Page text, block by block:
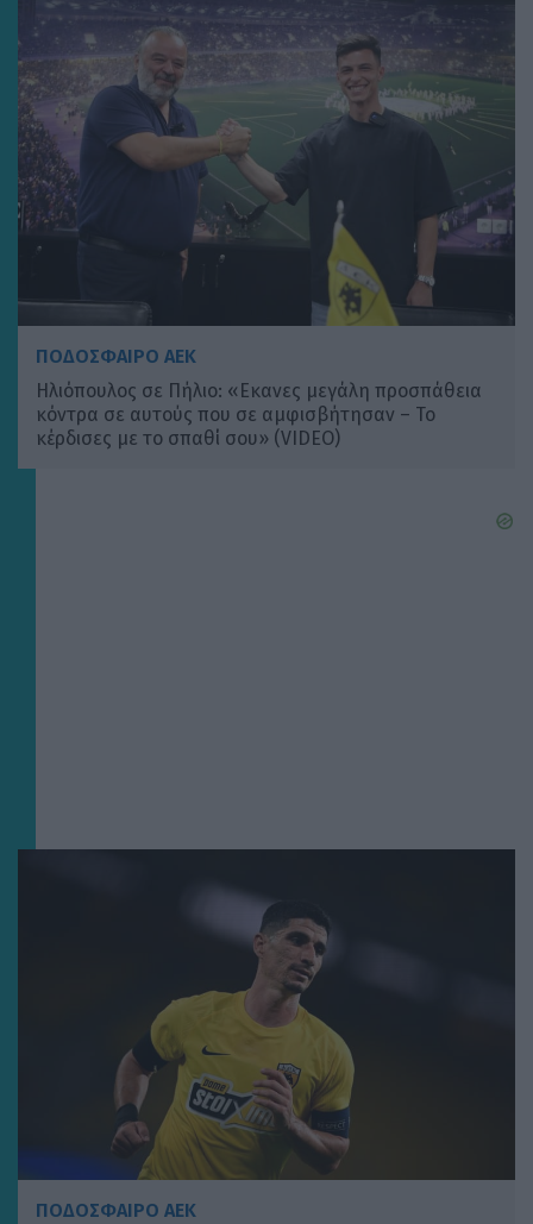
ΠΟΔΟΣΦΑΙΡΟ ΑΕΚ
Ηλιόπουλος σε Πήλιο: «Εκανες μεγάλη προσπάθεια
κόντρα σε αυτούς που σε αμφισβήτησαν – Το
κέρδισες με το σπαθί σου» (VIDEO)
ΠΟΔΟΣΦΑΙΡΟ ΑΕΚ